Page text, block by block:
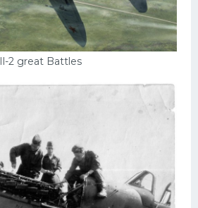
Il-2 great Battles